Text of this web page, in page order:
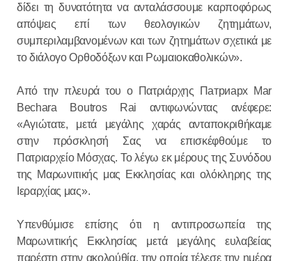
δίδει τη δυνατότητα να ανταλάσσουμε καρποφόρως
απόψεις επί των θεολογικών ζητημάτων,
συμπεριλαμβανομένων και των ζητημάτων σχετικά με
το διάλογο Ορθοδόξων και Ρωμαιοκαθολικών».
Από την πλευρά του ο Πατριάρχης Патриарх Mar
Bechara Boutros Rai αντιφωνώντας ανέφερε:
«Αγιώτατε, μετά μεγάλης χαράς ανταποκριθήκαμε
στην πρόσκλησή Σας να επισκέφθούμε το
Πατριαρχείο Μόσχας. Το λέγω εκ μέρους της Συνόδου
της Μαρωνιτικής μας Εκκλησίας και ολόκληρης της
Ιεραρχίας μας».
Υπενθύμισε επίσης ότι η αντιπροσωπεία της
Μαρωνιτικής Εκκλησίας μετά μεγάλης ευλαβείας
παρέστη στην ακολούθία, την οποία τέλεσε την ημέρα